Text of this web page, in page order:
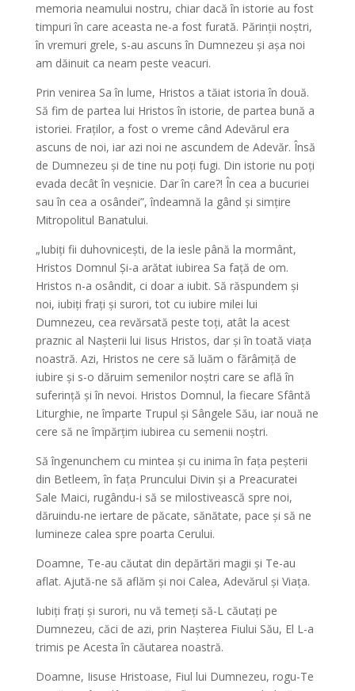
memoria neamului nostru, chiar dacă în istorie au fost
timpuri în care aceasta ne-a fost furată. Părinții noștri,
în vremuri grele, s-au ascuns în Dumnezeu și așa noi
am dăinuit ca neam peste veacuri.
Prin venirea Sa în lume, Hristos a tăiat istoria în două.
Să fim de partea lui Hristos în istorie, de partea bună a
istoriei. Fraților, a fost o vreme când Adevărul era
ascuns de noi, iar azi noi ne ascundem de Adevăr. Însă
de Dumnezeu și de tine nu poți fugi. Din istorie nu poți
evada decât în veșnicie. Dar în care?! În cea a bucuriei
sau în cea a osândei”, îndeamnă la gând și simțire
Mitropolitul Banatului.
„Iubiți fii duhovnicești, de la iesle până la mormânt,
Hristos Domnul Și-a arătat iubirea Sa față de om.
Hristos n-a osândit, ci doar a iubit. Să răspundem și
noi, iubiți frați și surori, tot cu iubire milei lui
Dumnezeu, cea revărsată peste toți, atât la acest
praznic al Nașterii lui Iisus Hristos, dar și în toată viața
noastră. Azi, Hristos ne cere să luăm o fărâmiță de
iubire și s-o dăruim semenilor noștri care se află în
suferință și în nevoi. Hristos Domnul, la fiecare Sfântă
Liturghie, ne împarte Trupul și Sângele Său, iar nouă ne
cere să ne împărțim iubirea cu semenii noștri.
Să îngenunchem cu mintea și cu inima în fața peșterii
din Betleem, în fața Pruncului Divin și a Preacuratei
Sale Maici, rugându-i să se milostivească spre noi,
dăruindu-ne iertare de păcate, sănătate, pace și să ne
lumineze calea spre poarta Cerului.
Doamne, Te-au căutat din depărtări magii și Te-au
aflat. Ajută-ne să aflăm și noi Calea, Adevărul și Viața.
Iubiți frați și surori, nu vă temeți să-L căutați pe
Dumnezeu, căci de azi, prin Nașterea Fiului Său, El L-a
trimis pe Acesta în căutarea noastră.
Doamne, Iisuse Hristoase, Fiul lui Dumnezeu, rogu-Te